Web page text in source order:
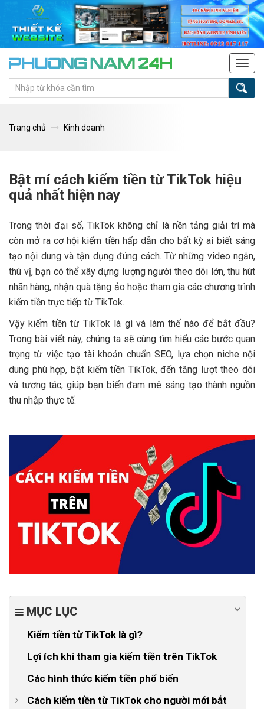
Trang chủ Kinh doanh
Bật mí cách kiếm tiền từ TikTok hiệu
quả nhất hiện nay
Trong thời đại số, TikTok không chỉ là nền tảng giải trí mà
còn mở ra cơ hội kiếm tiền hấp dẫn cho bất kỳ ai biết sáng
tạo nội dung và tận dụng đúng cách. Từ những video ngắn,
thú vị, bạn có thể xây dựng lượng người theo dõi lớn, thu hút
nhãn hàng, nhận quà tặng ảo hoặc tham gia các chương trình
kiếm tiền trực tiếp từ TikTok.
Vậy kiếm tiền từ TikTok là gì và làm thế nào để bắt đầu?
Trong bài viết này, chúng ta sẽ cùng tìm hiểu các bước quan
trọng từ việc tạo tài khoản chuẩn SEO, lựa chọn niche nội
dung phù hợp, bật kiếm tiền TikTok, đến tăng lượt theo dõi
và tương tác, giúp bạn biến đam mê sáng tạo thành nguồn
thu nhập thực tế.
MỤC LỤC
Kiếm tiền từ TikTok là gì?
Lợi ích khi tham gia kiếm tiền trên TikTok
Các hình thức kiếm tiền phổ biến
Cách kiếm tiền từ TikTok cho người mới bắt